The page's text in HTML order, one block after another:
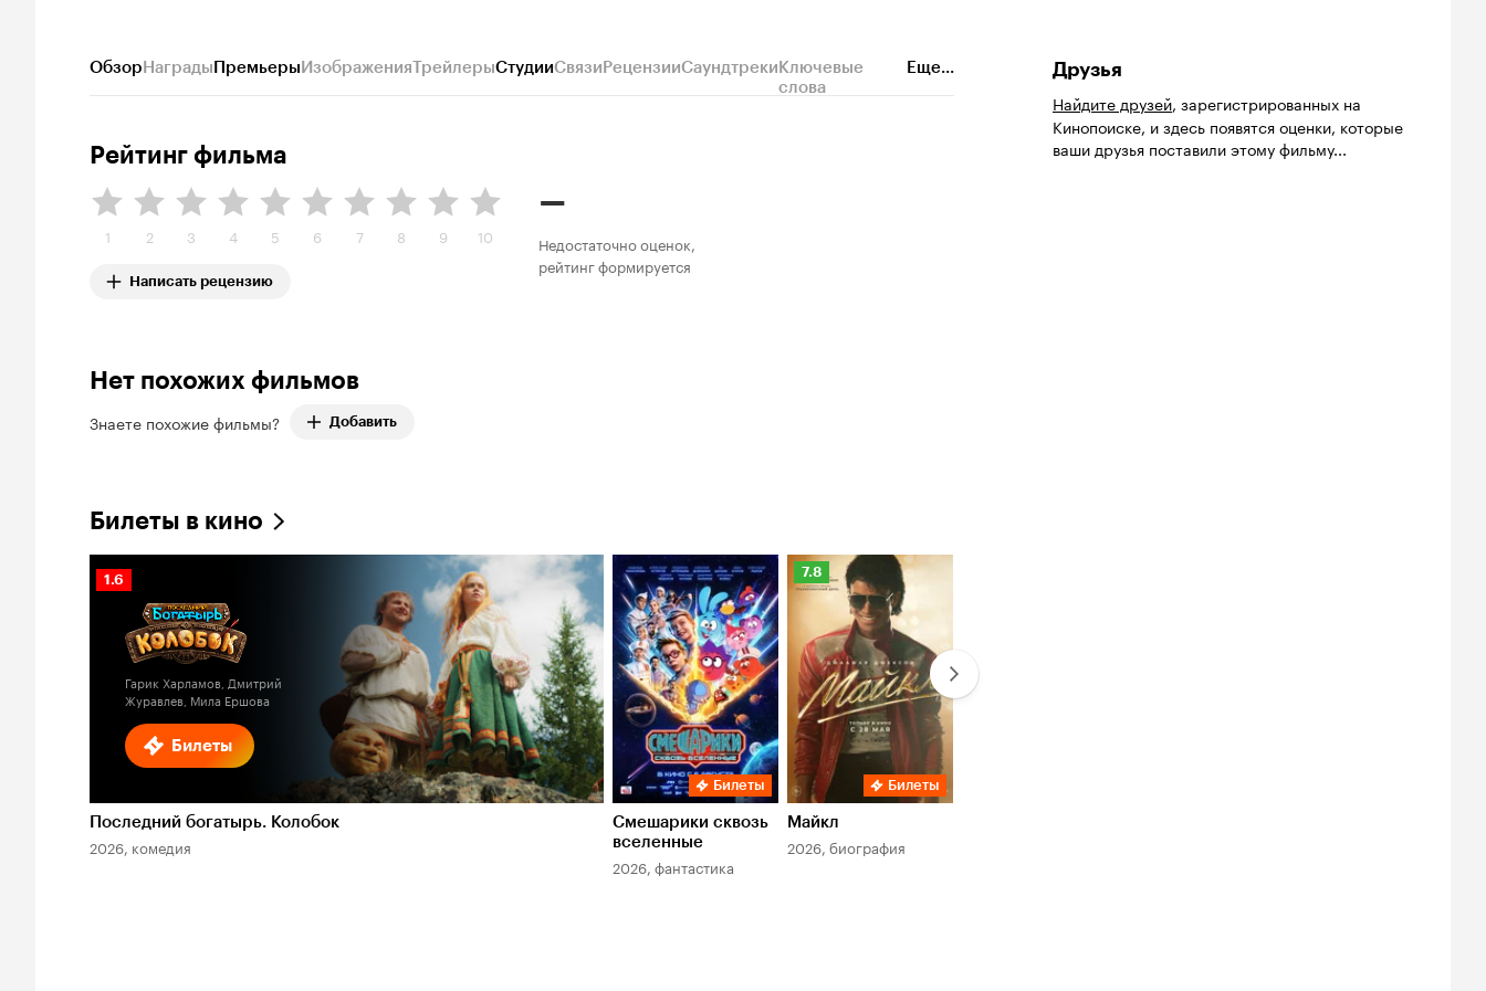
ОбзорНаградыПремьерыИзображенияТрейлерыСтудииСвязиРецензииСаундтрекиКлючевые
слова
Еще...
Рейтинг фильма
1 2 3 4 5 6 7 8 9 10
Написать рецензию
–
Недостаточно оценок,
рейтинг формируется
Нет похожих фильмов
Знаете похожие фильмы? Добавить
Билеты в кино
Билеты
Рейтинг
Кинопоиска
1.6
Гарик Харламов, Дмитрий
Журавлев, Мила Ершова
Последний богатырь. Колобок
2026, комедия
Билеты
Смешарики сквозь
вселенные
2026, фантастика
Рейтинг
Кинопоиска
7.8
Билеты
Майкл
2026, биография
Друзья
Найдите друзей, зарегистрированных на
Кинопоиске, и здесь появятся оценки, которые
ваши друзья поставили этому фильму...